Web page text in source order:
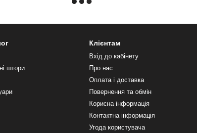
штори
Клієнтам
Вхід до кабінету
Про нас
Оплата і доставка
Повернення та обмін
Корисна інформація
Контактна інформація
Угода користувача